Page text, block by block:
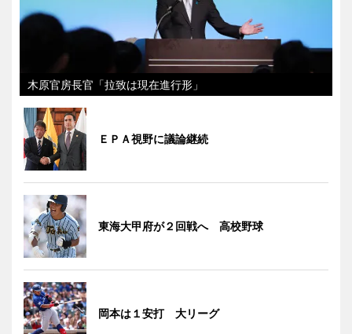
木原官房長官「拉致は現在進行形」
ＥＰＡ視野に議論継続
東海大甲府が２回戦へ 高校野球
岡本は１安打 大リーグ